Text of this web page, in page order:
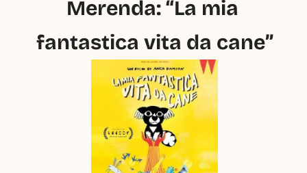
Merenda: “La mia
fantastica vita da cane”